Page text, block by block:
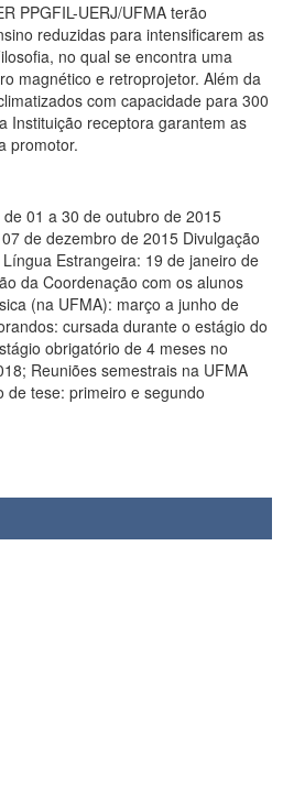
PPGFIL-UERJ/UFMA terão
reduzidas para intensificarem as
no qual se encontra uma
magnético e retroprojetor. Além da
com capacidade para 300
Instituição receptora garantem as
promotor.
01 a 30 de outubro de 2015
de dezembro de 2015 Divulgação
Estrangeira: 19 de janeiro de
da Coordenação com os alunos
(na UFMA): março a junho de
cursada durante o estágio do
obrigatório de 4 meses no
Reuniões semestrais na UFMA
de tese: primeiro e segundo